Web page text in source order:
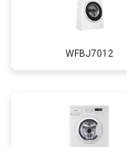
WFBJ7012